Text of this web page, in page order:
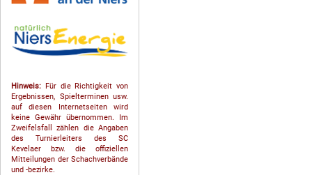
Hinweis: Für die Richtigkeit von
Ergebnissen, Spielterminen usw.
auf diesen Internetseiten wird
keine Gewähr übernommen. Im
Zweifelsfall zählen die Angaben
des Turnierleiters des SC
Kevelaer bzw. die offiziellen
Mitteilungen der Schach­ver­bände
und -bezirke.